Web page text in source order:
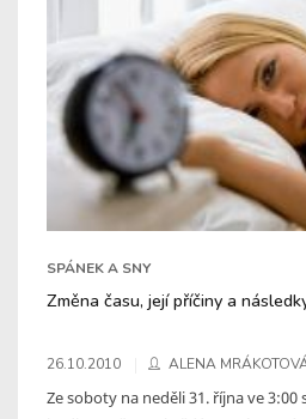
SPÁNEK A SNY
Změna času, její příčiny a
26.10.2010 ALENA
Ze soboty na neděli 31. října ve 3:00